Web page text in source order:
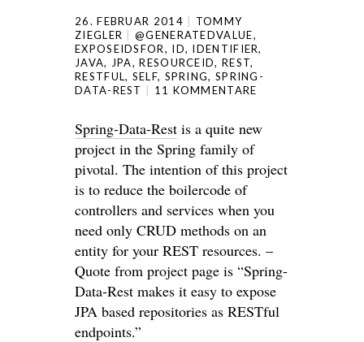
26. FEBRUAR 2014
TOMMY
ZIEGLER
@GENERATEDVALUE,
EXPOSEIDSFOR, ID, IDENTIFIER,
JAVA, JPA,RESOURCEID, REST,
RESTFUL, SELF, SPRING, SPRING-
DATA-REST
11 KOMMENTARE
Spring-Data-Rest is a quite new
project in the Spring family of
pivotal. The intention of this project
is to reduce the boilercode of
controllers and services when you
need only CRUD methods on an
entity for your REST resources. –
Quote from project page is “Spring-
Data-Rest makes it easy to expose
JPA based repositories as RESTful
endpoints.”